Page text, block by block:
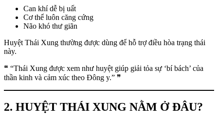
Can khí dễ bị uất
Cơ thể luôn căng cứng
Não khó thư giãn
Huyệt Thái Xung thường được dùng để hỗ trợ điều hòa trạng thái
này.
❝ “Thái Xung được xem như huyệt giúp giải tỏa sự ‘bí bách’ của
thần kinh và cảm xúc theo Đông y.” ❞
2. HUYỆT THÁI XUNG NẰM Ở ĐÂU?